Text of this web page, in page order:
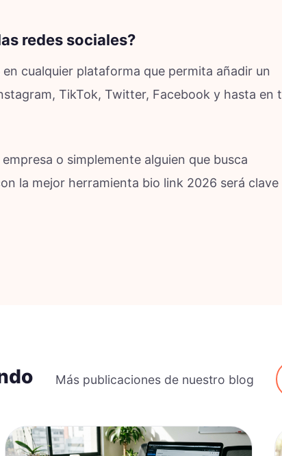
redes sociales?
cualquier plataforma que permita añadir un
TikTok, Twitter, Facebook y hasta en
o simplemente alguien que busca
la mejor herramienta bio link 2026 será clave
Más publicaciones de nuestro blog